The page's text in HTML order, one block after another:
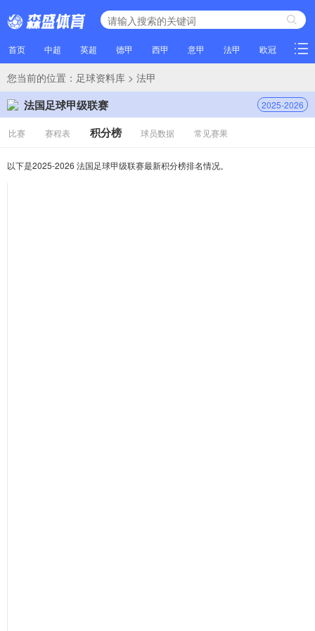
首页 中超 英超 德甲 西甲 意甲 法甲 欧冠 NBA
您当前的位置： 足球资料库 > 法甲
法国足球甲级联赛 2025-2026
比赛 赛程表 积分榜 球员数据 常见赛果
以下是2025-2026 法国足球甲级联赛最新积分榜排名情况。